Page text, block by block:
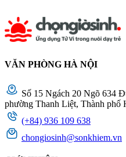
VĂN PHÒNG HÀ NỘI
Số 15 Ngách 20 Ngõ 634
phường Thanh Liệt, Thành phố
(+84) 936 109 638
chongiosinh@sonkhiem.vn